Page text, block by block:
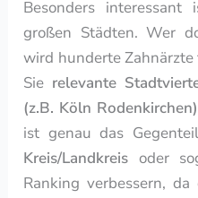
Besonders
großen Städten. Wer
wird hunderte
Sie relevante
(z.B. Köln Rodenkirchen)
ist genau das
Kreis/Landkreis oder
Ranking verbessern,